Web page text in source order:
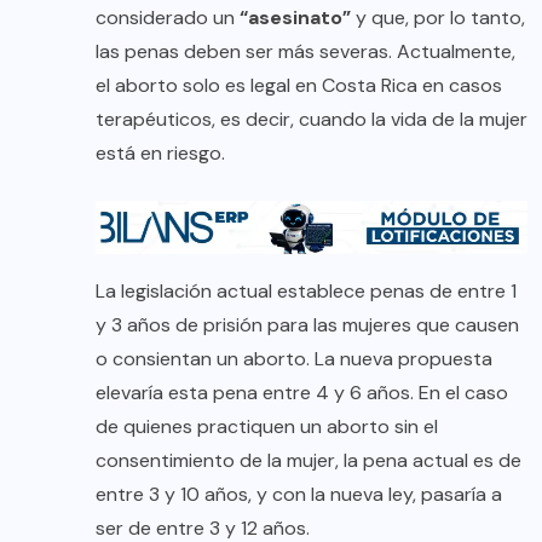
considerado un “asesinato”y que, por lo tanto,
las penas deben ser más severas. Actualmente,
el aborto solo es legal en Costa Rica en casos
terapéuticos, es decir, cuando la vida de la mujer
está en riesgo.
La legislación actual establece penas de entre 1
y 3 años de prisión para las mujeres que causen
o consientan un aborto. La nueva propuesta
elevaría esta pena entre 4 y 6 años. En el caso
de quienes practiquen un aborto sin el
consentimiento de la mujer, la pena actual es de
entre 3 y 10 años, y con la nueva ley, pasaría a
ser de entre 3 y 12 años.